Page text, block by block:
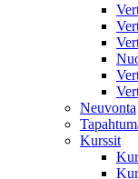
Neuvonta
Kurssit